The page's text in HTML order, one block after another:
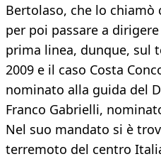
Bertolaso, che lo chiamò
per poi passare a
prima linea, dunque, sul
2009 e il caso Costa
nominato alla guida del
Franco Gabrielli,
Nel suo mandato si è
terremoto del centro